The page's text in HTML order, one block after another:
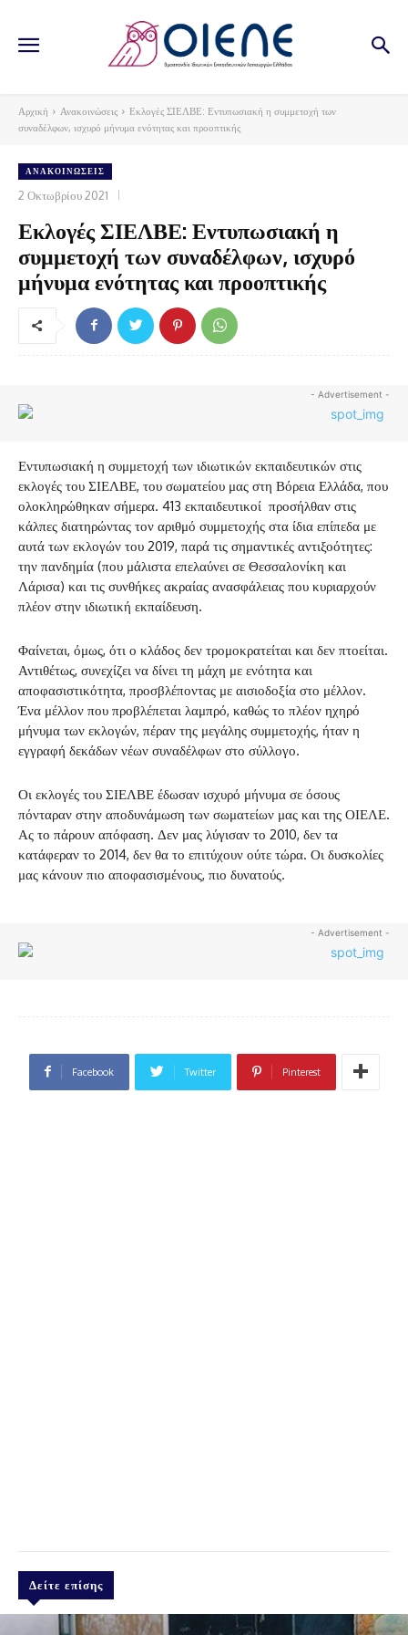
Αρχική Ανακοινώσεις
Εκλογές ΣΙΕΛΒΕ: Εντυπωσιακή η συμμετοχή των
συναδέλφων, ισχυρό μήνυμα ενότητας και προοπτικής
ΑΝΑΚΟΙΝΏΣΕΙΣ
2 Οκτωβρίου 2021
Εκλογές ΣΙΕΛΒΕ: Εντυπωσιακή η
συμμετοχή των συναδέλφων, ισχυρό
μήνυμα ενότητας και προοπτικής
- Advertisement -
Εντυπωσιακή η συμμετοχή των ιδιωτικών εκπαιδευτικών στις
εκλογές του ΣΙΕΛΒΕ, του σωματείου μας στη Βόρεια Ελλάδα, που
ολοκληρώθηκαν σήμερα. 413 εκπαιδευτικοί προσήλθαν στις
κάλπες διατηρώντας τον αριθμό συμμετοχής στα ίδια επίπεδα με
αυτά των εκλογών του 2019, παρά τις σημαντικές αντιξοότητες:
την πανδημία (που μάλιστα επελαύνει σε Θεσσαλονίκη και
Λάρισα) και τις συνθήκες ακραίας ανασφάλειας που κυριαρχούν
πλέον στην ιδιωτική εκπαίδευση.
Φαίνεται, όμως, ότι ο κλάδος δεν τρομοκρατείται και δεν πτοείται.
Αντιθέτως, συνεχίζει να δίνει τη μάχη με ενότητα και
αποφασιστικότητα, προσβλέποντας με αισιοδοξία στο μέλλον.
Ένα μέλλον που προβλέπεται λαμπρό, καθώς το πλέον ηχηρό
μήνυμα των εκλογών, πέραν της μεγάλης συμμετοχής, ήταν η
εγγραφή δεκάδων νέων συναδέλφων στο σύλλογο.
Οι εκλογές του ΣΙΕΛΒΕ έδωσαν ισχυρό μήνυμα σε όσους
πόνταραν στην αποδυνάμωση των σωματείων μας και της ΟΙΕΛΕ.
Ας το πάρουν απόφαση. Δεν μας λύγισαν το 2010, δεν τα
κατάφεραν το 2014, δεν θα το επιτύχουν ούτε τώρα. Οι δυσκολίες
μας κάνουν πιο αποφασισμένους, πιο δυνατούς.
- Advertisement -
Facebook Twitter Pinterest
Δείτε επίσης